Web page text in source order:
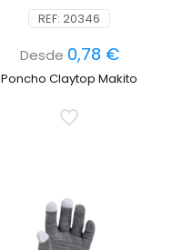
REF: 20346
Desde 0,78 €
Poncho Claytop Makito